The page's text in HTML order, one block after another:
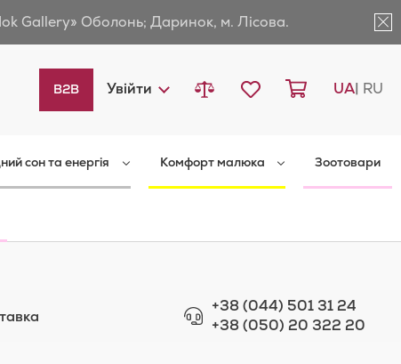
Gallery» Оболонь; Даринок, м. Лісова.
Language
UA RU
Кошик
Мій список бажань
Увійти Порівняти товари
B2B
сон та енергія Комфорт малюка Зоотовари
+38 (044) 501 31 24
+38 (050) 20 322 20